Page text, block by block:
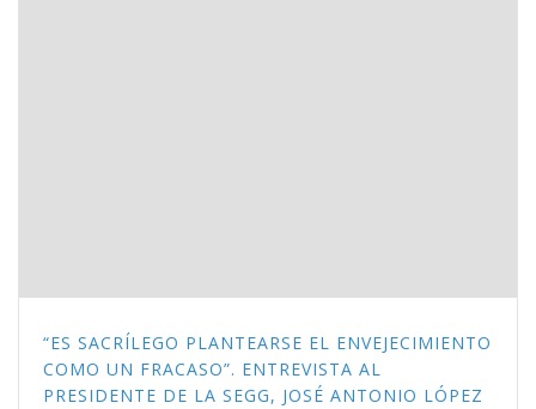
“ES SACRÍLEGO PLANTEARSE EL ENVEJECIMIENTO
COMO UN FRACASO”. ENTREVISTA AL
PRESIDENTE DE LA SEGG, JOSÉ ANTONIO LÓPEZ